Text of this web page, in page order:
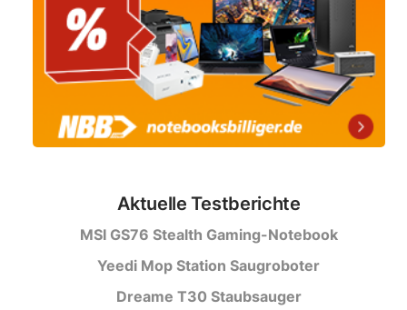
Aktuelle Testberichte
MSI GS76 Stealth Gaming-Notebook
Yeedi Mop Station Saugroboter
Dreame T30 Staubsauger